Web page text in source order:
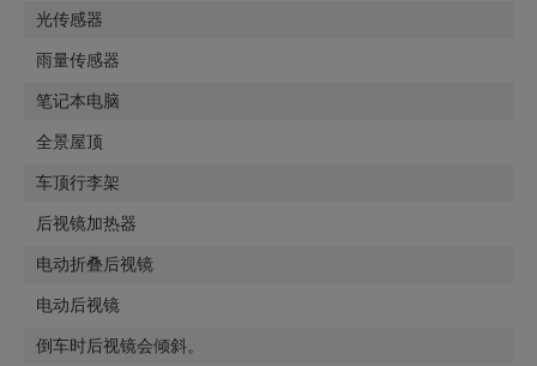
光传感器
雨量传感器
笔记本电脑
全景屋顶
车顶行李架
后视镜加热器
电动折叠后视镜
电动后视镜
倒车时后视镜会倾斜。